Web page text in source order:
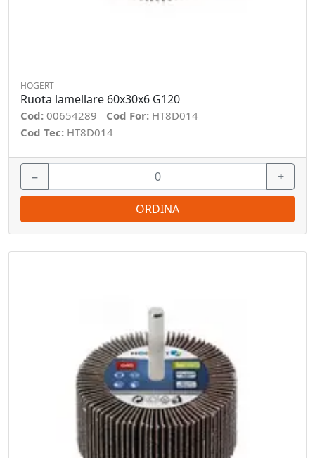
HOGERT
Ruota lamellare 60x30x6 G120
Cod: 00654289 Cod For: HT8D014
Cod Tec: HT8D014
− +
ORDINA